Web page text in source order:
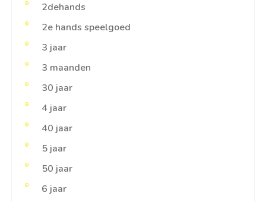
2dehands
2e hands speelgoed
3 jaar
3 maanden
30 jaar
4 jaar
40 jaar
5 jaar
50 jaar
6 jaar